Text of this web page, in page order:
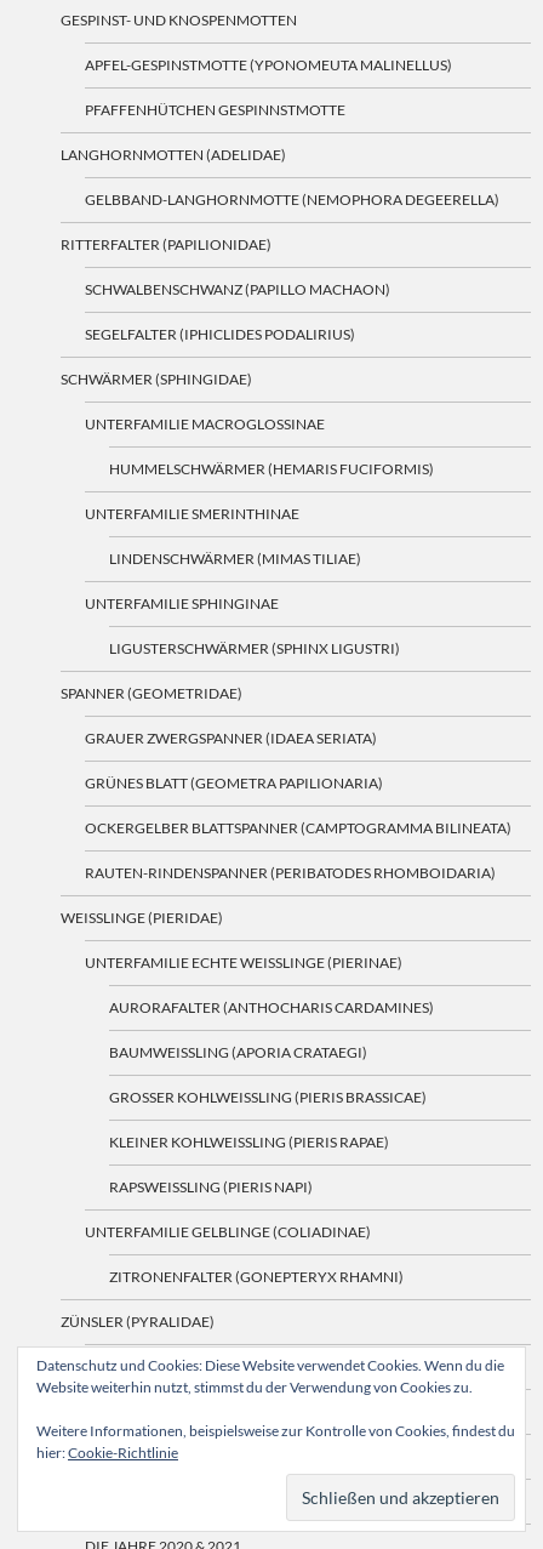
GESPINST- UND KNOSPENMOTTEN
APFEL-GESPINSTMOTTE (YPONOMEUTA MALINELLUS)
PFAFFENHÜTCHEN GESPINNSTMOTTE
LANGHORNMOTTEN (ADELIDAE)
GELBBAND-LANGHORNMOTTE (NEMOPHORA DEGEERELLA)
RITTERFALTER (PAPILIONIDAE)
SCHWALBENSCHWANZ (PAPILLO MACHAON)
SEGELFALTER (IPHICLIDES PODALIRIUS)
SCHWÄRMER (SPHINGIDAE)
UNTERFAMILIE MACROGLOSSINAE
HUMMELSCHWÄRMER (HEMARIS FUCIFORMIS)
UNTERFAMILIE SMERINTHINAE
LINDENSCHWÄRMER (MIMAS TILIAE)
UNTERFAMILIE SPHINGINAE
LIGUSTERSCHWÄRMER (SPHINX LIGUSTRI)
SPANNER (GEOMETRIDAE)
GRAUER ZWERGSPANNER (IDAEA SERIATA)
GRÜNES BLATT (GEOMETRA PAPILIONARIA)
OCKERGELBER BLATTSPANNER (CAMPTOGRAMMA BILINEATA)
RAUTEN-RINDENSPANNER (PERIBATODES RHOMBOIDARIA)
WEISSLINGE (PIERIDAE)
UNTERFAMILIE ECHTE WEISSLINGE (PIERINAE)
AURORAFALTER (ANTHOCHARIS CARDAMINES)
BAUMWEISSLING (APORIA CRATAEGI)
GROSSER KOHLWEISSLING (PIERIS BRASSICAE)
KLEINER KOHLWEISSLING (PIERIS RAPAE)
RAPSWEISSLING (PIERIS NAPI)
UNTERFAMILIE GELBLINGE (COLIADINAE)
ZITRONENFALTER (GONEPTERYX RHAMNI)
ZÜNSLER (PYRALIDAE)
BUCHSBAUMZÜNSLER (CYDALIMA PERSPECTALIS)
SCHMETTERLINGE DER JAHRE IN UNSEREM GARTEN
SCHMETTERLINGE ÜBER DIE JAHRE
Datenschutz und Cookies: Diese Website verwendet Cookies. Wenn du die
Website weiterhin nutzt, stimmst du der Verwendung von Cookies zu.
Weitere Informationen, beispielsweise zur Kontrolle von Cookies, findest du
hier:Cookie-Richtlinie